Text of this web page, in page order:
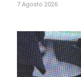
7 Agosto 2026